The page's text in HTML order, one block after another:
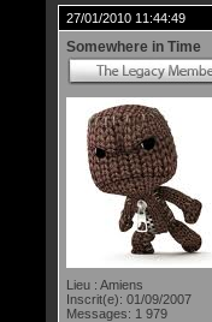
27/01/2010 11:44:49
Somewhere in Time
Lieu : Amiens
Inscrit(e): 01/09/2007
Messages: 1 979